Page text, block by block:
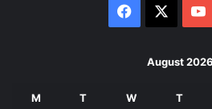
Facebook
August 2026
M T W T